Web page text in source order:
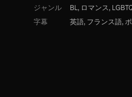
ジャンル
BL, ロマンス,
字幕
英語, フランス語,